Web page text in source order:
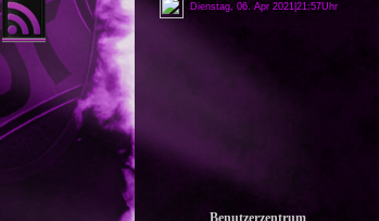
Dienstag, 06. Apr 2021|21:57Uhr
Benutzerzentrum